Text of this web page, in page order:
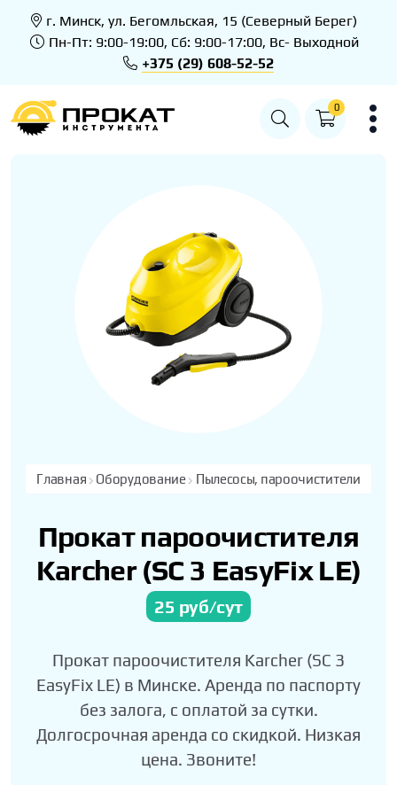
г. Минск, ул. Бегомльская, 15 (Северный Берег)
Пн-Пт: 9:00-19:00, Сб: 9:00-17:00, Вс- Выходной
+375 (29) 608-52-52
0
Главная Оборудование Пылесосы, пароочистители
Прокат пароочистителя
Karcher (SC 3 EasyFix LE)
25 руб/сут
Прокат пароочистителя Karcher (SC 3
EasyFix LE) в Минске. Аренда по паспорту
без залога, с оплатой за сутки.
Долгосрочная аренда со скидкой. Низкая
цена. Звоните!